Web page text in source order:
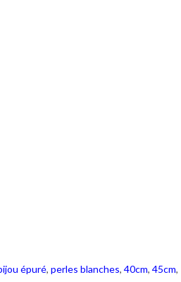
épuré, perles blanches, 40cm, 45cm,